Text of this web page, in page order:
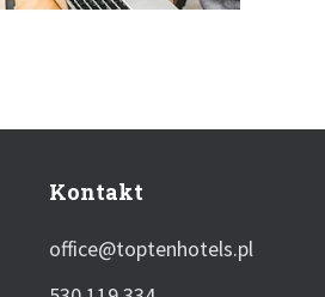
Kontakt
office@toptenhotels.pl